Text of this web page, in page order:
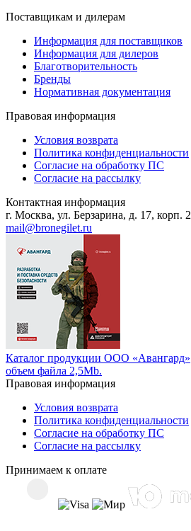
Поставщикам и дилерам
Информация для поставщиков
Информация для дилеров
Благотворительность
Бренды
Нормативная документация
Правовая информация
Условия возврата
Политика конфиденциальности
Согласие на обработку ПС
Согласие на рассылку
Контактная информация
г. Москва, ул. Берзарина, д. 17, корп. 2
mail@bronegilet.ru
Каталог продукции ООО «Авангард»
объем файла 2,5Mb.
Правовая информация
Условия возврата
Политика конфиденциальности
Согласие на обработку ПС
Согласие на рассылку
Принимаем к оплате